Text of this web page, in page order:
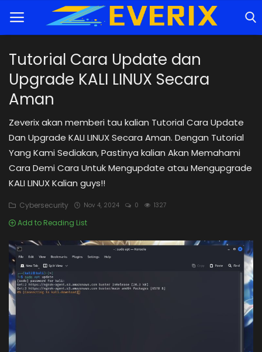
Home
Trik
Rekomendasi
Cybersecurity
Informasi
Game
Login
Tutorial Cara Update dan
Upgrade KALI LINUX Secara
Aman
Zeverix akan memberi tau kalian Tutorial Cara Update
Dan Upgrade KALI LINUX Secara Aman. Dengan Tutorial
Yang Kami Sediakan, Pastinya kalian Akan Memahami
Cara Demi Cara Untuk Mengupdate atau Mengupgrade
KALI LINUX Kalian guys!!
Cybersecurity Nov 4, 2024 0 1327
Add to Reading List